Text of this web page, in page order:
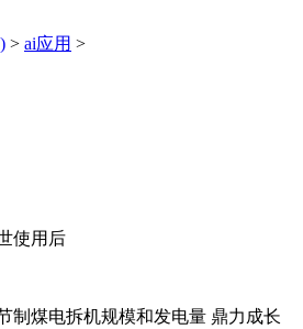
> ai应用 >
使用后
煤电拆机规模和发电量 鼎力成长